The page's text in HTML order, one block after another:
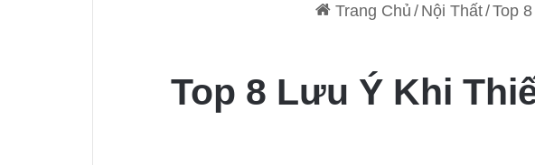
Trang Chủ / Nội Thất/Top
Top 8 Lưu Ý Khi